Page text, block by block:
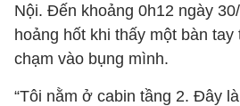
Nội. Đến khoảng 0h12 ngày
hoảng hốt khi thấy một bàn
chạm vào bụng mình.
“Tôi nằm ở cabin tầng 2. Đây